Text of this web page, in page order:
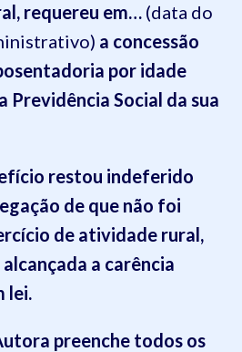
requereu em… (data do
a concessão
por idade
Previdência Social da sua
restou indeferido
de que não foi
de atividade rural,
a carência
lei.
preenche todos os